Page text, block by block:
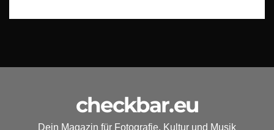
checkbar.eu
Dein Magazin für Fotografie, Kultur und Musik